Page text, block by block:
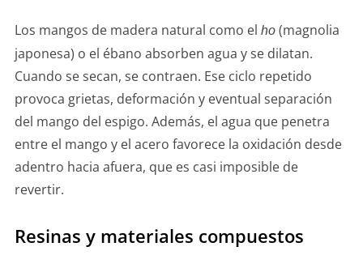
Los mangos de madera natural como el ho(magnolia
japonesa) o el ébano absorben agua y se dilatan.
Cuando se secan, se contraen. Ese ciclo repetido
provoca grietas, deformación y eventual separación
del mango del espigo. Además, el agua que penetra
entre el mango y el acero favorece la oxidación desde
adentro hacia afuera, que es casi imposible de
revertir.
Resinas y materiales compuestos